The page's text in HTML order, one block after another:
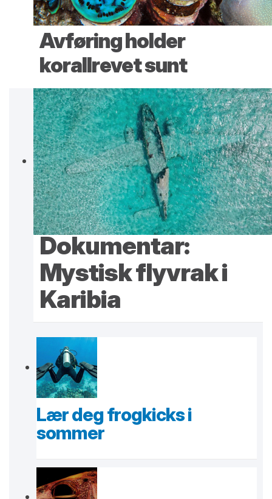
Avføring holder
korallrevet sunt
Dokumentar:
Mystisk flyvrak i
Karibia
Lær deg frogkicks i
sommer